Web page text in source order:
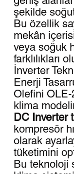
şekilde
Bu özellik
mekân
veya soğuk
farklılıkları
İnverter
Enerji
Olefini
klima
DC Inverter
kompresör
olarak
tüketimini
Bu teknoloji